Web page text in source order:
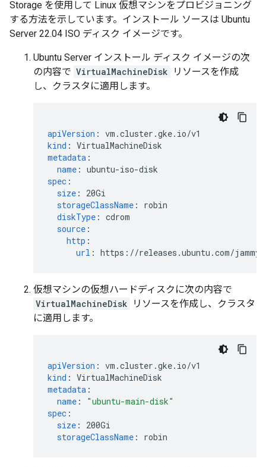
Storage を使用して Linux 仮想マシンをプロビジョニング
する方法を示しています。インストール ソースは Ubuntu
Server 22.04 ISO ディスク イメージです。
Ubuntu Server インストール ディスク イメージの次
の内容で VirtualMachineDisk
リソースを作成
し、クラスタに適用します。
apiVersion : vm.cluster.gke.io/v1
kind : VirtualMachineDisk
metadata :
name : ubuntu-iso-disk
spec :
size :
20Gi
storageClassName :
robin
diskType : cdrom
source :
http :
url : https://releases.ubuntu.com/
仮想マシンの仮想ハードディスクに次の内容で
VirtualMachineDisk
リソースを作成し、クラスタ
に適用します。
apiVersion : vm.cluster.gke.io/v1
kind : VirtualMachineDisk
metadata :
name :
"ubuntu-main-disk"
spec :
size :
200Gi
storageClassName : robin